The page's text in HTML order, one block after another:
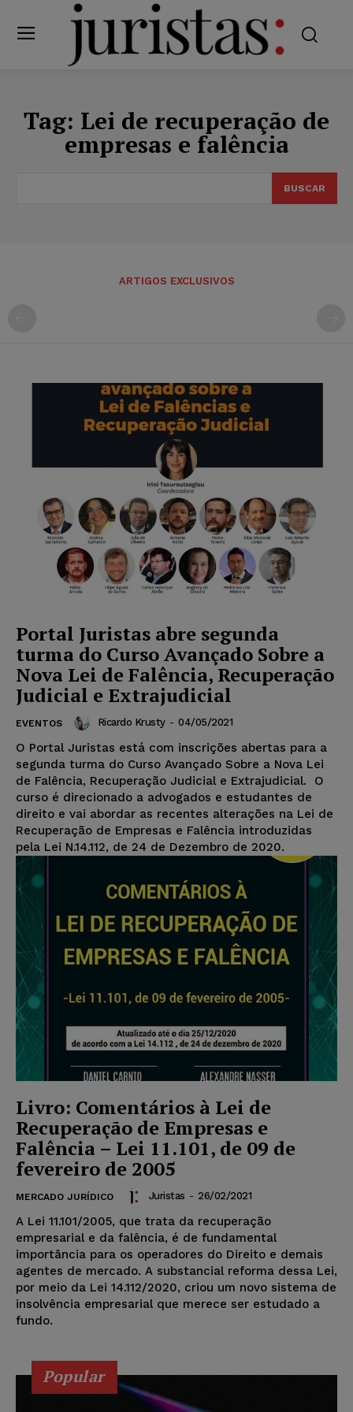
Tag: Lei de recuperação de
empresas e falência
BUSCAR
ARTIGOS EXCLUSIVOS
Portal Juristas abre segunda
turma do Curso Avançado Sobre a
Nova Lei de Falência, Recuperação
Judicial e Extrajudicial
EVENTOS Ricardo Krusty - 04/05/2021
O Portal Juristas está com inscrições abertas para a
segunda turma do Curso Avançado Sobre a Nova Lei
de Falência, Recuperação Judicial e Extrajudicial. O
curso é direcionado a advogados e estudantes de
direito e vai abordar as recentes alterações na Lei de
Recuperação de Empresas e Falência introduzidas
pela Lei N.14.112, de 24 de Dezembro de 2020.
Livro: Comentários à Lei de
Recuperação de Empresas e
Falência – Lei 11.101, de 09 de
fevereiro de 2005
MERCADO JURÍDICO Juristas - 26/02/2021
A Lei 11.101/2005, que trata da recuperação
empresarial e da falência, é de fundamental
importância para os operadores do Direito e demais
agentes de mercado. A substancial reforma dessa Lei,
por meio da Lei 14.112/2020, criou um novo sistema de
insolvência empresarial que merece ser estudado a
fundo.
Popular